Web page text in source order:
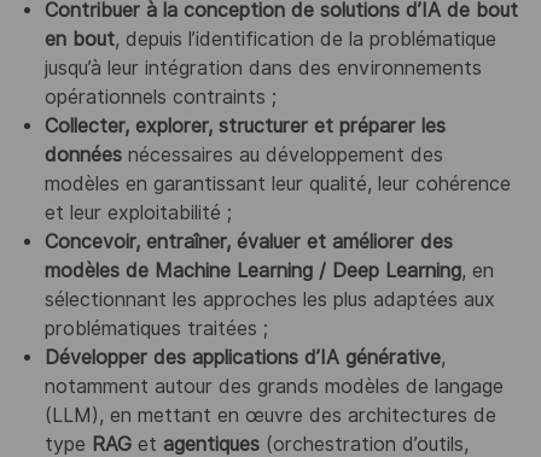
Contribuer à la conception de solutions d’IA de bout
en bout, depuis l’identification de la problématique
jusqu’à leur intégration dans des environnements
opérationnels contraints ;
Collecter, explorer, structurer et préparer les
donnéesnécessaires au développement des
modèles en garantissant leur qualité, leur cohérence
et leur exploitabilité ;
Concevoir, entraîner, évaluer et améliorer des
modèles de Machine Learning / Deep Learning, en
sélectionnant les approches les plus adaptées aux
problématiques traitées ;
Développer des applications d’IA générative,
notamment autour des grands modèles de langage
(LLM), en mettant en œuvre des architectures de
type RAGet agentiques(orchestration d’outils,